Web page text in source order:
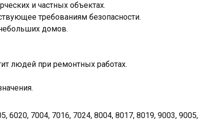
и частных объектах.
требованиям безопасности.
домов.
людей при ремонтных работах.
6020, 7004, 7016, 7024, 8004, 8017, 8019, 9003, 9005,